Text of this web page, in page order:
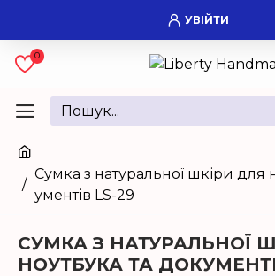
УВІЙТИ
0
Сумка з натуральної шкіри для
ументів LS-29
СУМКА З НАТУРАЛЬНОЇ
НОУТБУКА ТА